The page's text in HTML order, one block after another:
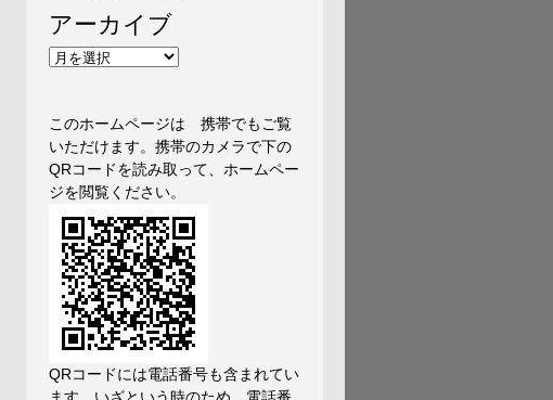
アーカイブ
ア
イ
ブ
このホームページは 携帯でもご覧
いただけます。携帯のカメラで下の
QRコードを読み取って、ホームペー
ジを閲覧ください。
QRコードには電話番号も含まれてい